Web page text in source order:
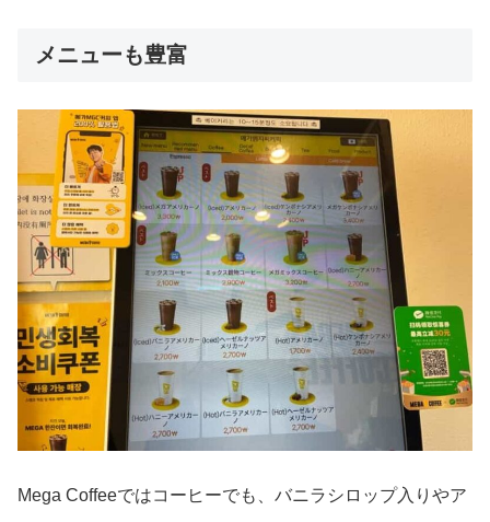
メニューも豊富
Mega Coffeeではコーヒーでも、バニラシロップ入りやア